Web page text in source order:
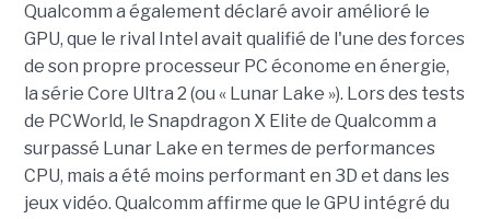
Qualcomm a également déclaré avoir amélioré le
GPU, que le rival Intel avait qualifié de l'une des forces
de son propre processeur PC économe en énergie,
la série Core Ultra 2 (ou « Lunar Lake »). Lors des tests
de PCWorld, le Snapdragon X Elite de Qualcomm a
surpassé Lunar Lake en termes de performances
CPU, mais a été moins performant en 3D et dans les
jeux vidéo. Qualcomm affirme que le GPU intégré du